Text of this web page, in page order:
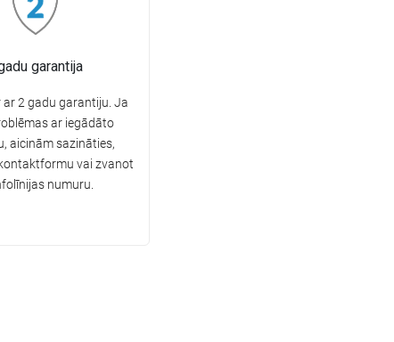
garantija
ar 2 gadu garantiju. Ja
ar iegādāto
aicinām sazināties,
vai zvanot
numuru.